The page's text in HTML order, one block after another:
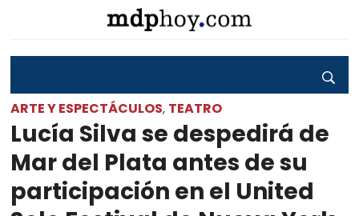
ARTE Y ESPECTÁCULOS, TEATRO
Lucía Silva se despedirá de
Mar del Plata antes de su
participación en el United